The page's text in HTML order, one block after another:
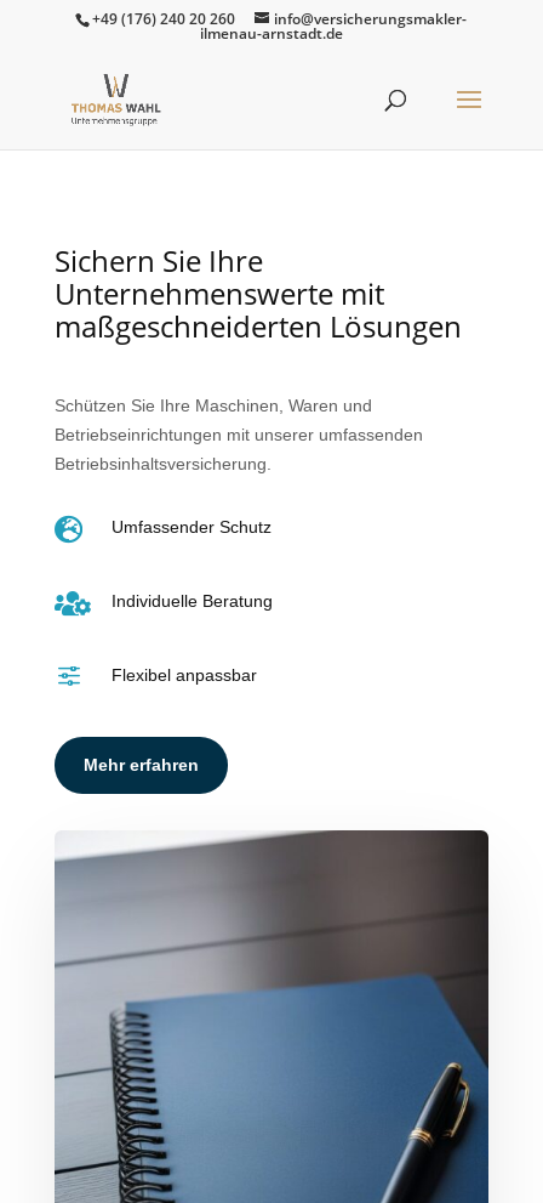
+49 (176) 240 20 260 info@versicherungsmakler-
ilmenau-arnstadt.de
Sichern Sie Ihre
Unternehmenswerte mit
maßgeschneiderten Lösungen
Schützen Sie Ihre Maschinen, Waren und
Betriebseinrichtungen mit unserer umfassenden
Betriebsinhaltsversicherung.
 Umfassender Schutz
 Individuelle Beratung
f Flexibel anpassbar
Mehr erfahren